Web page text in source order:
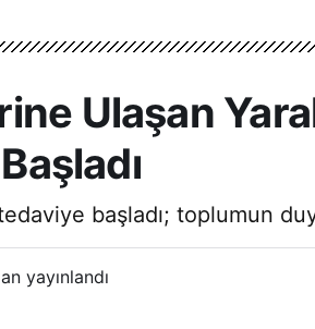
Ulaşan
başladı; toplumun
yayınlandı